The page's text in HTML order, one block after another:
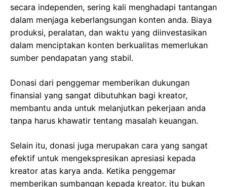
secara independen, sering kali menghadapi tantangan
dalam menjaga keberlangsungan konten anda. Biaya
produksi, peralatan, dan waktu yang diinvestasikan
dalam menciptakan konten berkualitas memerlukan
sumber pendapatan yang stabil.
Donasi dari penggemar memberikan dukungan
finansial yang sangat dibutuhkan bagi kreator,
membantu anda untuk melanjutkan pekerjaan anda
tanpa harus khawatir tentang masalah keuangan.
Selain itu, donasi juga merupakan cara yang sangat
efektif untuk mengekspresikan apresiasi kepada
kreator atas karya anda. Ketika penggemar
memberikan sumbangan kepada kreator, itu bukan